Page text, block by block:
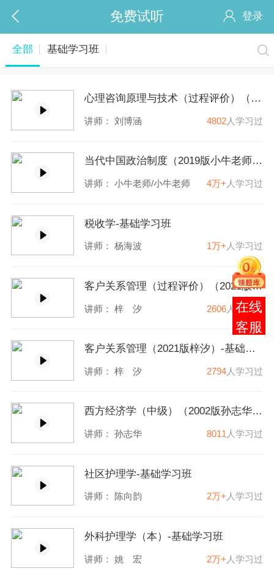
免费试听 登录
全部 基础学习班
心理咨询原理与技术（过程评价）（2021版刘博涵）-基础学习班
讲师： 刘博涵 4802 人学习过
当代中国政治制度（2019版小牛老师）-基础学习班
讲师： 小牛老师/小牛老师 4万+ 人学习过
税收学-基础学习班
讲师： 杨海波 1万+人学习过
客户关系管理（过程评价）（2021版梓汐）-基础学习班
讲师： 梓 汐 2606 人学习过
客户关系管理（2021版梓汐）-基础学习班
讲师： 梓 汐 2794 人学习过
西方经济学（中级）（2002版孙志华）-基础学习班
讲师： 孙志华 8011 人学习过
社区护理学-基础学习班
讲师： 陈向韵 2万+ 人学习过
外科护理学（本）-基础学习班
讲师： 姚 宏 2万+ 人学习过
在线
客服